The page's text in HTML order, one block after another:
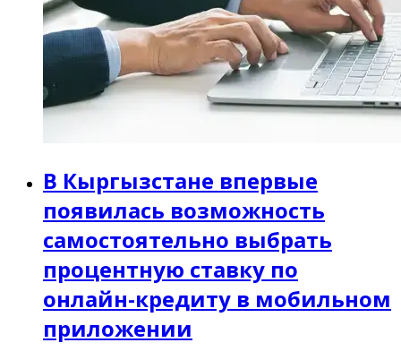
В Кыргызстане впервые
появилась возможность
самостоятельно выбрать
процентную ставку по
онлайн-кредиту в мобильном
приложении